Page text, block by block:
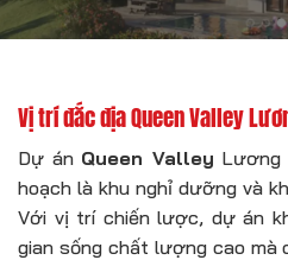
Vị trí đắc địa Queen Valley
Dự án Queen Valley Lương
hoạch là khu nghỉ dưỡng và
Với vị trí chiến lược, dự án
gian sống chất lượng cao mà